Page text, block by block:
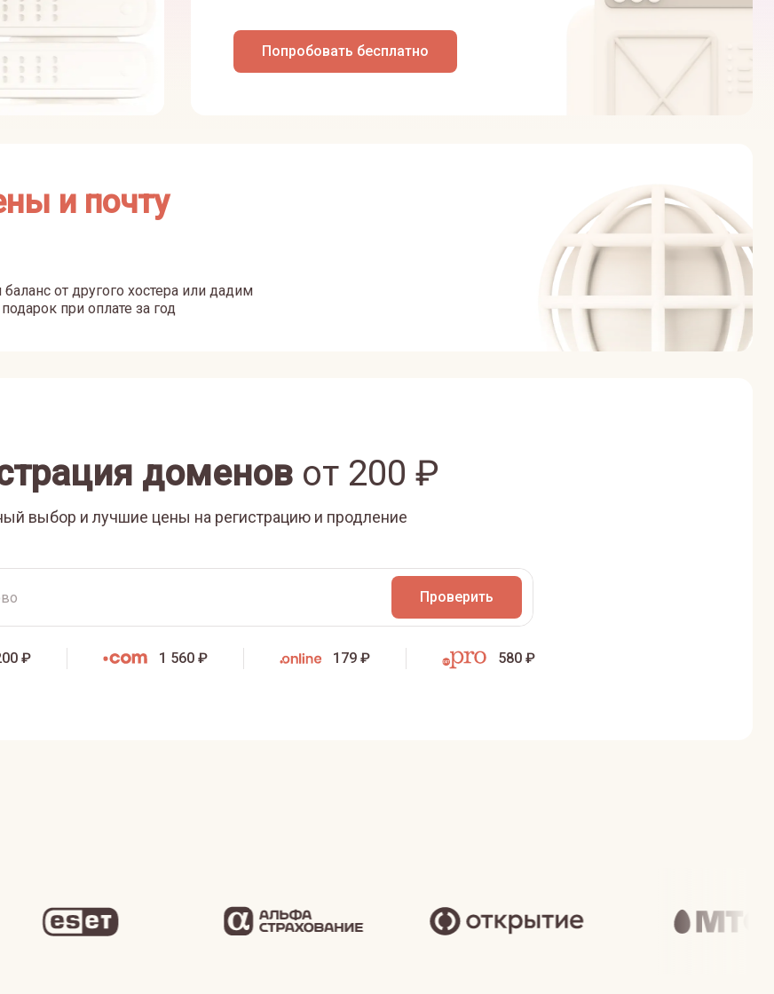
Попробовать бесплатно
и почту
от другого хостера или дадим
при оплате за год
доменов от 200 ₽
выбор и лучшие цены на регистрацию и продление
Проверить
₽ 1 560 ₽ 179 ₽ 580 ₽